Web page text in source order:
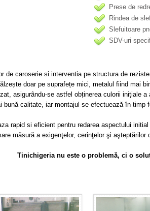
Prese de
Rindea de
Slefuitoare
SDV-uri
de caroserie si interventia pe structura de
doar pe suprafețe mici, metalul fiind mai
asigurându-se astfel obținerea culorii inițiale a
bună calitate, iar montajul se efectuează în timp
rapid si eficient pentru redarea aspectului
măsură a exigenţelor, cerinţelor şi aşteptărilor
Tinichigeria nu este o problemă, ci o